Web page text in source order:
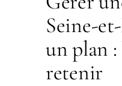
Seine-
un plan :
retenir